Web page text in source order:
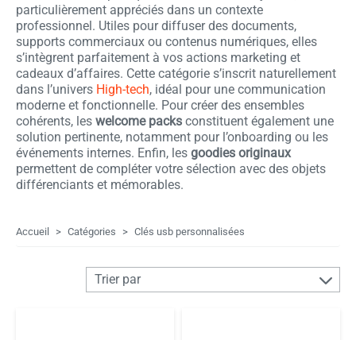
particulièrement appréciés dans un contexte
professionnel. Utiles pour diffuser des documents,
supports commerciaux ou contenus numériques, elles
s’intègrent parfaitement à vos actions marketing et
cadeaux d’affaires. Cette catégorie s’inscrit naturellement
dans l’univers High-tech, idéal pour une communication
moderne et fonctionnelle. Pour créer des ensembles
cohérents, les welcome packs constituent également une
solution pertinente, notamment pour l’onboarding ou les
événements internes. Enfin, les goodies originaux
permettent de compléter votre sélection avec des objets
différenciants et mémorables.
Accueil Catégories Clés usb personnalisées
Trier par